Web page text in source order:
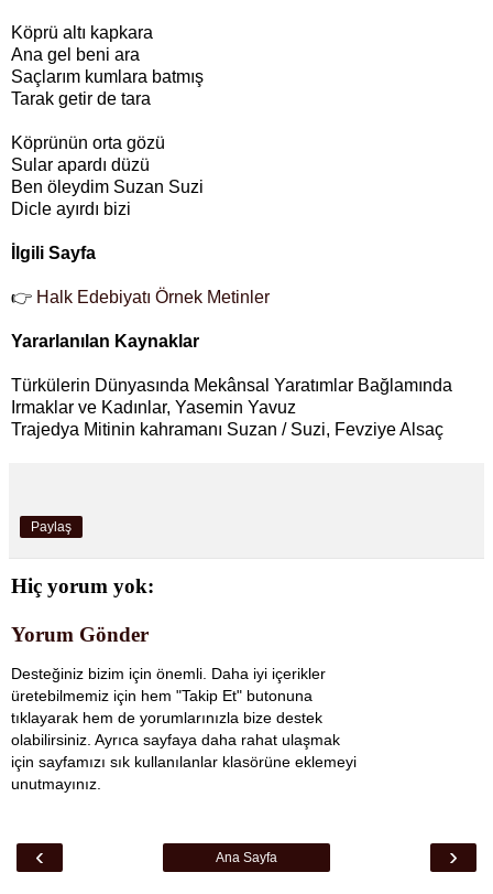
Köprü altı kapkara
Ana gel beni ara
Saçlarım kumlara batmış
Tarak getir de tara
Köprünün orta gözü
Sular apardı düzü
Ben öleydim Suzan Suzi
Dicle ayırdı bizi
İlgili Sayfa
👉 Halk Edebiyatı Örnek Metinler
Yararlanılan Kaynaklar
Türkülerin Dünyasında Mekânsal Yaratımlar Bağlamında
Irmaklar ve Kadınlar, Yasemin Yavuz
Trajedya Mitinin kahramanı Suzan / Suzi, Fevziye Alsaç
Paylaş
Hiç yorum yok:
Yorum Gönder
Desteğiniz bizim için önemli. Daha iyi içerikler
üretebilmemiz için hem "Takip Et" butonuna
tıklayarak hem de yorumlarınızla bize destek
olabilirsiniz. Ayrıca sayfaya daha rahat ulaşmak
için sayfamızı sık kullanılanlar klasörüne eklemeyi
unutmayınız.
‹ ›
Ana Sayfa